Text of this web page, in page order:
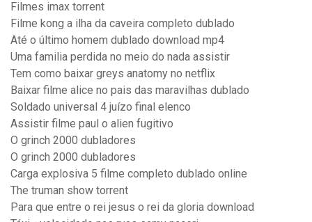
Filmes imax torrent
Filme kong a ilha da caveira completo dublado
Até o último homem dublado download mp4
Uma familia perdida no meio do nada assistir
Tem como baixar greys anatomy no netflix
Baixar filme alice no pais das maravilhas dublado
Soldado universal 4 juízo final elenco
Assistir filme paul o alien fugitivo
O grinch 2000 dubladores
O grinch 2000 dubladores
Carga explosiva 5 filme completo dublado online
The truman show torrent
Para que entre o rei jesus o rei da gloria download